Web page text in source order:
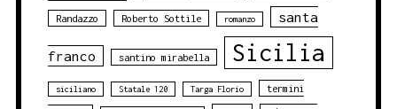
Randazzo Roberto Sottile romanzo santa
franco santino mirabella Sicilia
siciliano Statale 120 Targa Florio termini